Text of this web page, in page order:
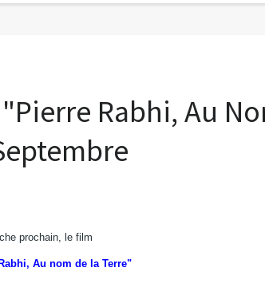
Rabhi, Au
prochain, le film
Au nom de la Terre"